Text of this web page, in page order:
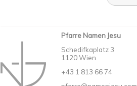
Pfarre Namen Jesu
Schedifkaplatz 3
1120 Wien
+43 1 813 66 74